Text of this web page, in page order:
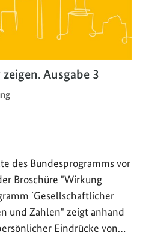
Ausgabe 3
des Bundesprogramms vor
Broschüre "Wirkung
´Gesellschaftlicher
und Zahlen" zeigt anhand
Eindrücke von…